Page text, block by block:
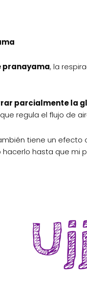
pranayama, la
parcialmente la
regula el flujo de
tiene un efecto
hasta que mi